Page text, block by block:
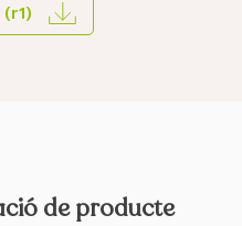
(r1)
de producte